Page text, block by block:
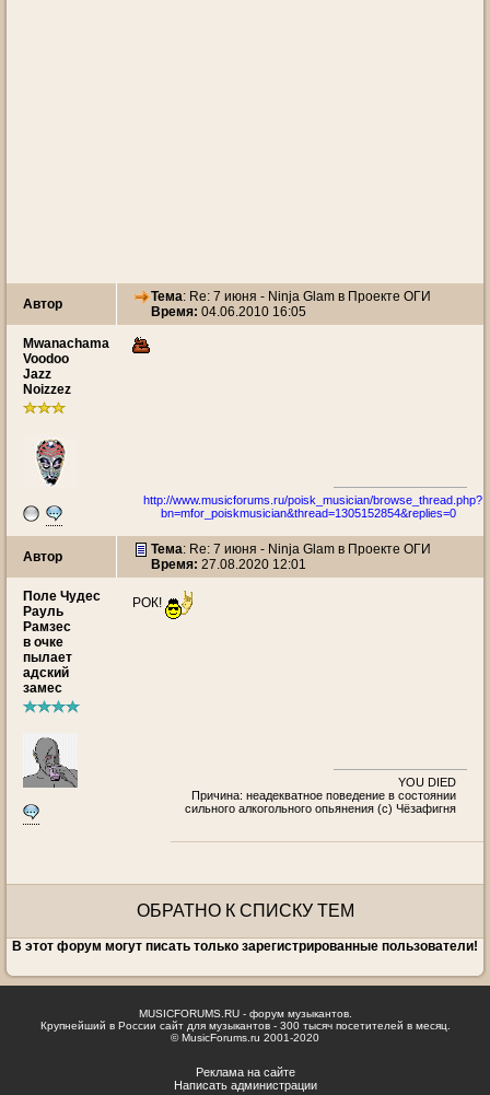
Автор Тема: Re: 7 июня - Ninja Glam в Проекте ОГИ
Время: 04.06.2010 16:05
Mwanachama
Voodoo
Jazz
Noizzez
http://www.musicforums.ru/poisk_musician/browse_thread.php?
bn=mfor_poiskmusician&thread=1305152854&replies=0
Автор Тема: Re: 7 июня - Ninja Glam в Проекте ОГИ
Время: 27.08.2020 12:01
Поле Чудес
Рауль
Рамзес
в очке
пылает
адский
замес
РОК!
YOU DIED
Причина: неадекватное поведение в состоянии
сильного алкогольного опьянения (с) Чёзафигня
ОБРАТНО К СПИСКУ ТЕМ
В этот форум могут писать только зарегистрированные пользователи!
MUSICFORUMS.RU - форум музыкантов.
Крупнейший в России сайт для музыкантов - 300 тысяч посетителей в месяц.
© MusicForums.ru 2001-2020
Реклама на сайте
Написать администрации